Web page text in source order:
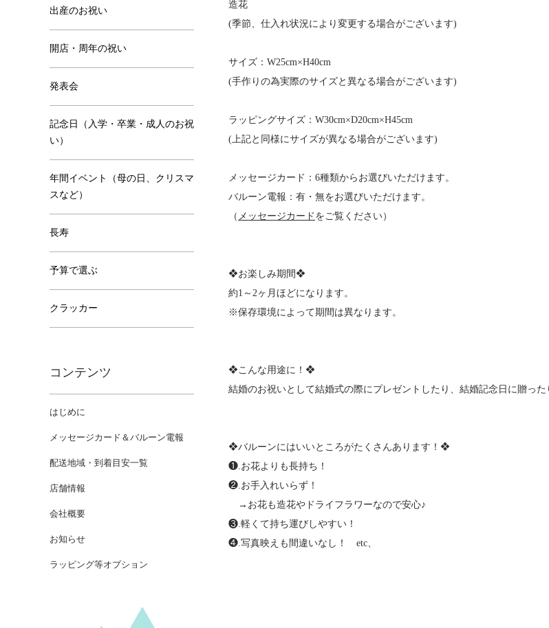
造花
(季節、仕入れ状況により変更する場合がございます)
サイズ：W25cm×H40cm
(手作りの為実際のサイズと異なる場合がございます)
ラッピングサイズ：W30cm×D20cm×H45cm
(上記と同様にサイズが異なる場合がございます)
メッセージカード：6種類からお選びいただけます。
バルーン電報：有・無をお選びいただけます。
（ メッセージカード をご覧ください）
❖お楽しみ期間❖
約1～2ヶ月ほどになります。
※保存環境によって期間は異なります。
❖こんな用途に！❖
結婚のお祝いとして結婚式の際にプレゼントしたり、結婚記念日に贈っ
❖バルーンにはいいところがたくさんあります！❖
❶.お花よりも長持ち！
❷.お手入れいらず！
→お花も造花やドライフラワーなので安心♪
❸.軽くて持ち運びしやすい！
❹.写真映えも間違いなし！ etc、
出産のお祝い
開店・周年の祝い
発表会
記念日（入学・卒業・成人のお祝
い）
年間イベント（母の日、クリスマ
スなど）
長寿
予算で選ぶ
クラッカー
コンテンツ
はじめに
メッセージカード＆バルーン電報
配送地域・到着目安一覧
店舗情報
会社概要
お知らせ
ラッピング等オプション